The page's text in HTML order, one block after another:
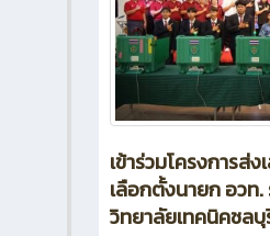
เข้าร่วมโครงการส่
เลือกตั้งนายก อวท
วิทยาลัยเทคนิคชลบุ